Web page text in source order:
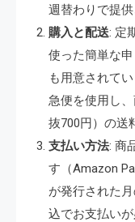
週替わりで提供
購入と配送: 定
使った簡単な
も用意されて
急便を使用し
抜700円）の送
支払い方法: 商
す（Amazon
が発行された
込でお支払い